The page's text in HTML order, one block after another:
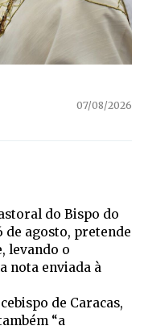
07/08/2026
do Bispo do
de agosto, pretende
levando o
nota enviada à
de Caracas,
“a